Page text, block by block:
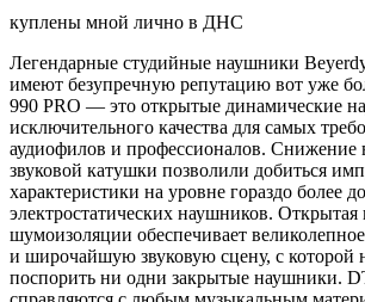
куплены мной лично в ДНС
Легендарные студийные наушники
имеют безупречную репутацию вот уже
990 PRO — это открытые динамические
исключительного качества для самых
аудиофилов и профессионалов. Снижение
звуковой катушки позволили добиться
характеристики на уровне гораздо более
электростатических наушников. Открытая
шумоизоляции обеспечивает
и широчайшую звуковую сцену, с которой
поспорить ни одни закрытые наушники.